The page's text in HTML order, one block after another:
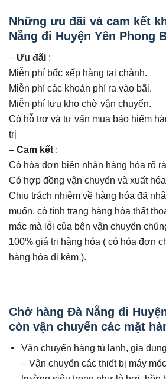
Những ưu đãi và cam kết
Nẵng đi Huyện Yên Phong
– Ưu đãi :
Miễn phí bốc xếp hàng tại chành.
Miễn phí các khoản phí ra vào bãi.
Miễn phí lưu kho chờ vận chuyển.
Có hỗ trợ và tư vấn mua bảo hiểm
trị
– Cam kết :
Có hóa đơn biên nhận hàng hóa rõ
Có hợp đồng vận chuyển và xuất
Chịu trách nhiệm về hàng hóa đã
muốn, có tình trạng hàng hóa thất
mác mà lỗi của bên vận chuyển
100% giá trị hàng hóa ( có hóa đơn
hàng hóa đi kèm ).
Chở hàng Đà Nẵng đi
còn vận chuyển các mặt
Vận chuyển hàng tủ lạnh, gia
– Vận chuyển các thiết bị máy